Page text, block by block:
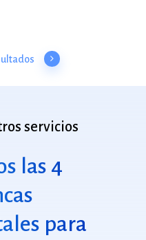
servicios
las 4
para